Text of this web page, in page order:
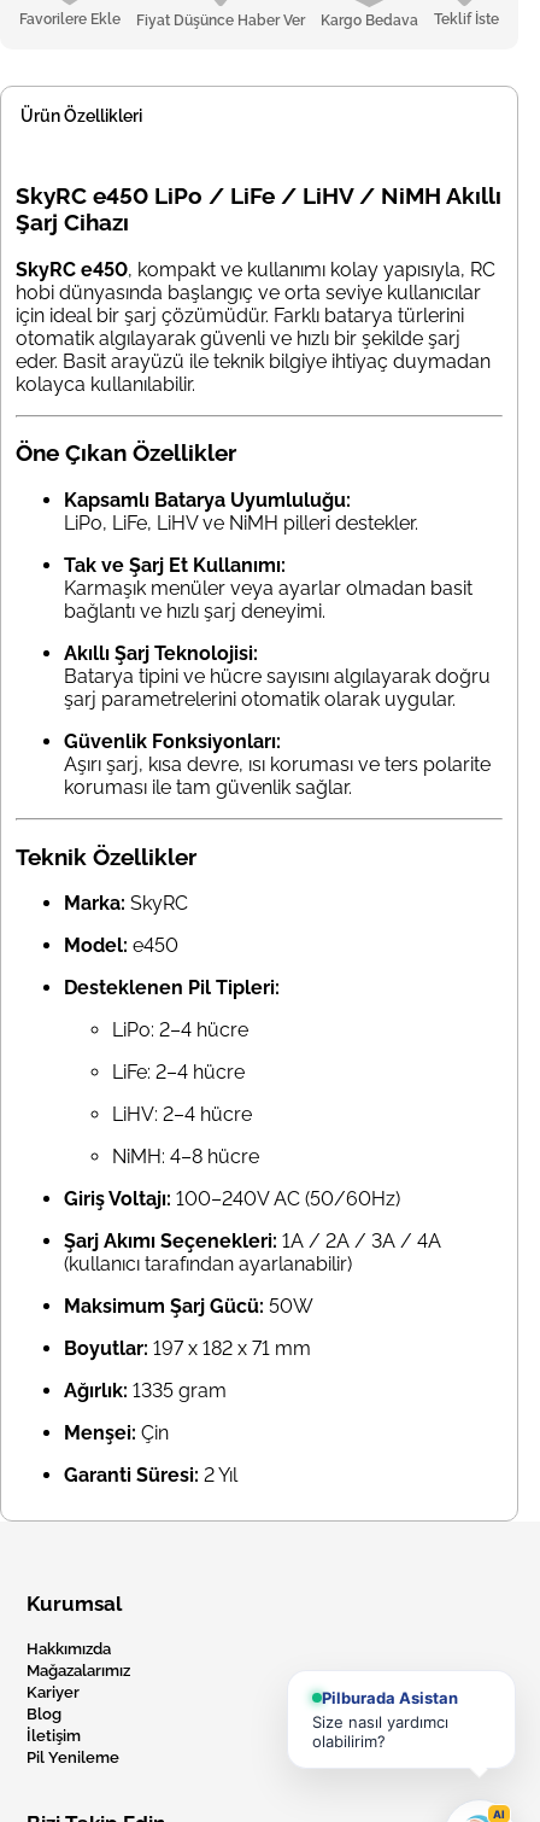
Favorilere Ekle Fiyat Düşünce Haber Ver Kargo Bedava Teklif İste
Ürün Özellikleri
SkyRC e450 LiPo / LiFe / LiHV / NiMH Akıllı
Şarj Cihazı
SkyRC e450, kompakt ve kullanımı kolay yapısıyla, RC
hobi dünyasında başlangıç ve orta seviye kullanıcılar
için ideal bir şarj çözümüdür. Farklı batarya türlerini
otomatik algılayarak güvenli ve hızlı bir şekilde şarj
eder. Basit arayüzü ile teknik bilgiye ihtiyaç duymadan
kolayca kullanılabilir.
Öne Çıkan Özellikler
Kapsamlı Batarya Uyumluluğu:
LiPo, LiFe, LiHV ve NiMH pilleri destekler.
Tak ve Şarj Et Kullanımı:
Karmaşık menüler veya ayarlar olmadan basit
bağlantı ve hızlı şarj deneyimi.
Akıllı Şarj Teknolojisi:
Batarya tipini ve hücre sayısını algılayarak doğru
şarj parametrelerini otomatik olarak uygular.
Güvenlik Fonksiyonları:
Aşırı şarj, kısa devre, ısı koruması ve ters polarite
koruması ile tam güvenlik sağlar.
Teknik Özellikler
Marka: SkyRC
Model: e450
Desteklenen Pil Tipleri:
LiPo: 2–4 hücre
LiFe: 2–4 hücre
LiHV: 2–4 hücre
NiMH: 4–8 hücre
Giriş Voltajı: 100–240V AC (50/60Hz)
Şarj Akımı Seçenekleri: 1A / 2A / 3A / 4A
(kullanıcı tarafından ayarlanabilir)
Maksimum Şarj Gücü: 50W
Boyutlar: 197 x 182 x 71 mm
Ağırlık: 1335 gram
Menşei: Çin
Garanti Süresi: 2 Yıl
Kurumsal
Hakkımızda
Mağazalarımız
Kariyer
Blog
İletişim
Pil Yenileme
Pilburada Asistan
Size nasıl yardımcı
olabilirim?
AI